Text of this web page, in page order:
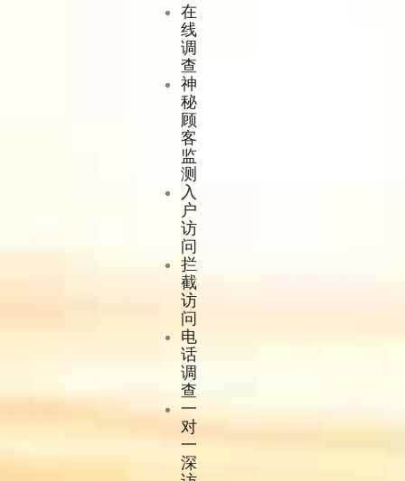
在
线
调
查
神
秘
顾
客
监
测
入
户
访
问
拦
截
访
问
电
话
调
查
一
对
一
深